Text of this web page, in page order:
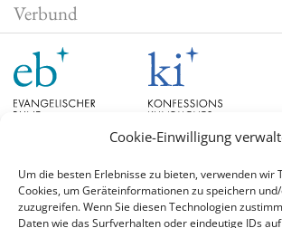
Cookie-Einwilligung
Um die besten Erlebnisse zu bieten, verwenden wir
Cookies, um Geräteinformationen zu speichern
zuzugreifen. Wenn Sie diesen Technologien
Daten wie das Surfverhalten oder eindeutige IDs
Verbund
Schlagwörter